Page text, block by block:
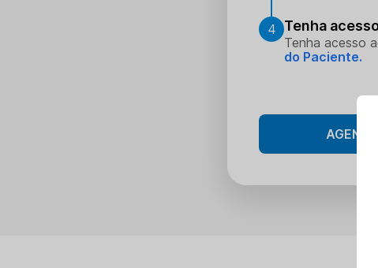
4 Tenha
Tenha acesso
do Paciente.